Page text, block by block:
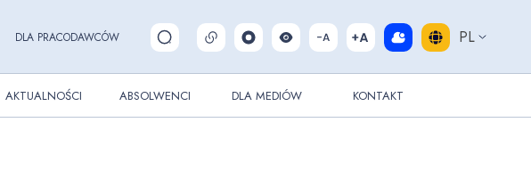
DLA PRACODAWCÓW Pokaż/ukryj wyszukiwarkę PL
AKTUALNOŚCI ABSOLWENCI DLA MEDIÓW KONTAKT